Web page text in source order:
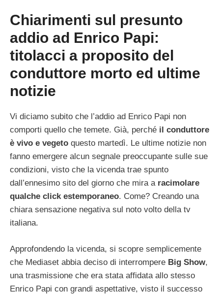
Chiarimenti sul presunto
addio ad Enrico Papi:
titolacci a proposito del
conduttore morto ed ultime
notizie
Vi diciamo subito che l’addio ad Enrico Papi non
comporti quello che temete. Già, perché il conduttore
è vivo e vegeto questo martedì. Le ultime notizie non
fanno emergere alcun segnale preoccupante sulle sue
condizioni, visto che la vicenda trae spunto
dall’ennesimo sito del giorno che mira a racimolare
qualche click estemporaneo. Come? Creando una
chiara sensazione negativa sul noto volto della tv
italiana.
Approfondendo la vicenda, si scopre semplicemente
che Mediaset abbia deciso di interrompere Big Show,
una trasmissione che era stata affidata allo stesso
Enrico Papi con grandi aspettative, visto il successo